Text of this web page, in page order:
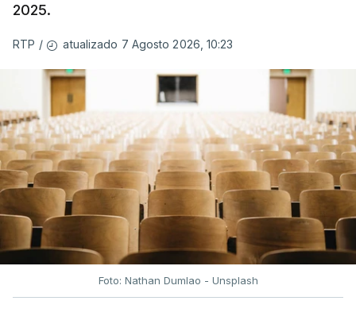
2025.
RTP / atualizado 7 Agosto 2026, 10:23
Foto: Nathan Dumlao - Unsplash